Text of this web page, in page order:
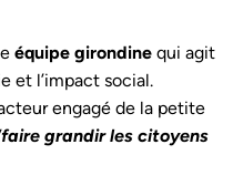
équipe girondine qui agit
et l’impact social.
engagé de la petite
grandir les citoyens